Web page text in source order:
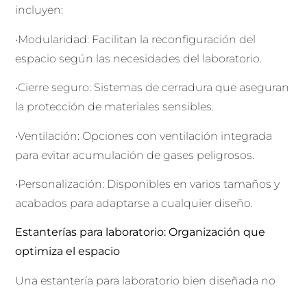
incluyen:
•Modularidad: Facilitan la reconfiguración del
espacio según las necesidades del laboratorio.
•Cierre seguro: Sistemas de cerradura que aseguran
la protección de materiales sensibles.
•Ventilación: Opciones con ventilación integrada
para evitar acumulación de gases peligrosos.
•Personalización: Disponibles en varios tamaños y
acabados para adaptarse a cualquier diseño.
Estanterías para laboratorio: Organización que
optimiza el espacio
Una estantería para laboratorio bien diseñada no